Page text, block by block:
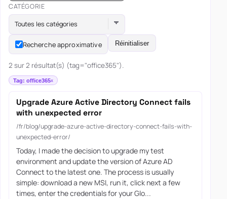
CATÉGORIE
Toutes les catégories
Recherche approximative Réinitialiser
2 sur 2 résultat(s) (tag="office365").
Tag: office365
Upgrade Azure Active Directory Connect fails
with unexpected error
/fr/blog/upgrade-azure-active-directory-connect-fails-with-
unexpected-error/
Today, I made the decision to upgrade my test
environment and update the version of Azure AD
Connect to the latest one. The process is usually
simple: download a new MSI, run it, click next a few
times, enter the credentials for your Glo...